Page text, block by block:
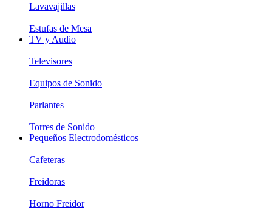
Lavavajillas
Estufas de Mesa
TV y Audio
Televisores
Equipos de Sonido
Parlantes
Torres de Sonido
Pequeños Electrodomésticos
Cafeteras
Freidoras
Horno Freidor